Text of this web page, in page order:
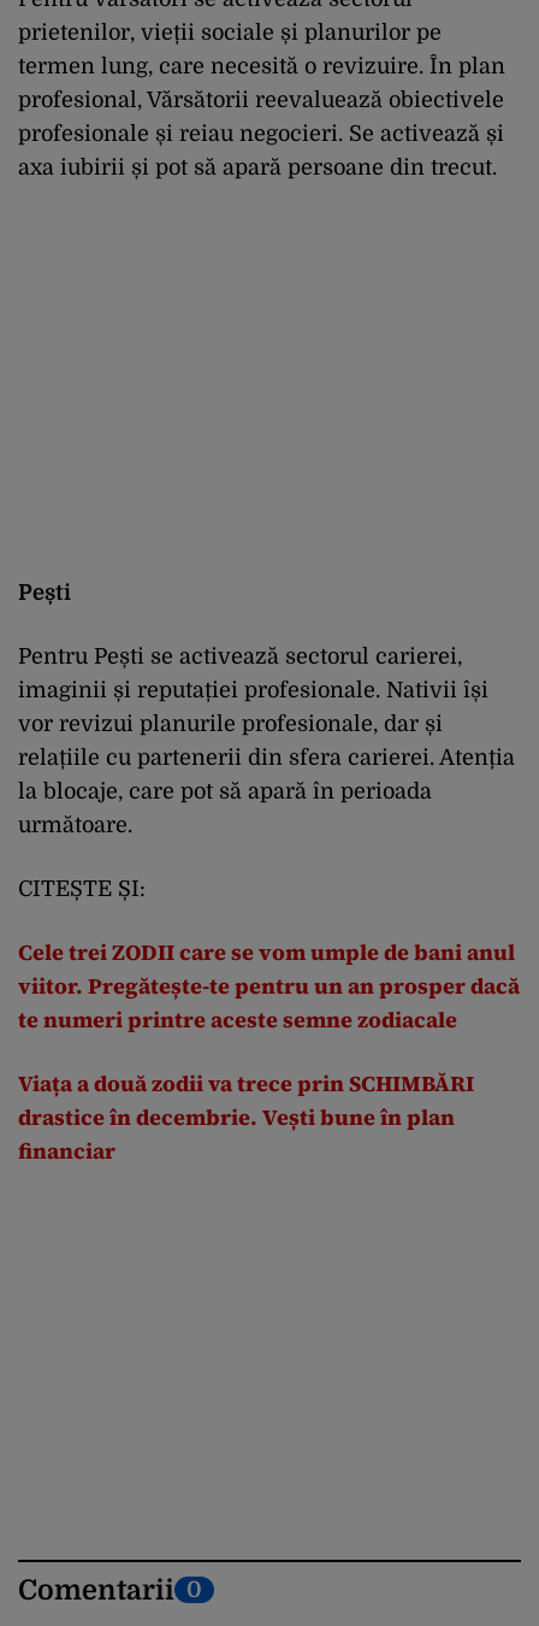
prietenilor, vieții sociale și planurilor pe
termen lung, care necesită o revizuire. În plan
profesional, Vărsătorii reevaluează obiectivele
profesionale și reiau negocieri. Se activează și
axa iubirii și pot să apară persoane din trecut.
Pești
Pentru Pești se activează sectorul carierei,
imaginii și reputației profesionale. Nativii își
vor revizui planurile profesionale, dar și
relațiile cu partenerii din sfera carierei. Atenția
la blocaje, care pot să apară în perioada
următoare.
CITEȘTE ȘI:
Cele trei ZODII care se vom umple de bani anul
viitor. Pregătește-te pentru un an prosper dacă
te numeri printre aceste semne zodiacale
Viața a două zodii va trece prin SCHIMBĂRI
drastice în decembrie. Vești bune în plan
financiar
Comentarii 0